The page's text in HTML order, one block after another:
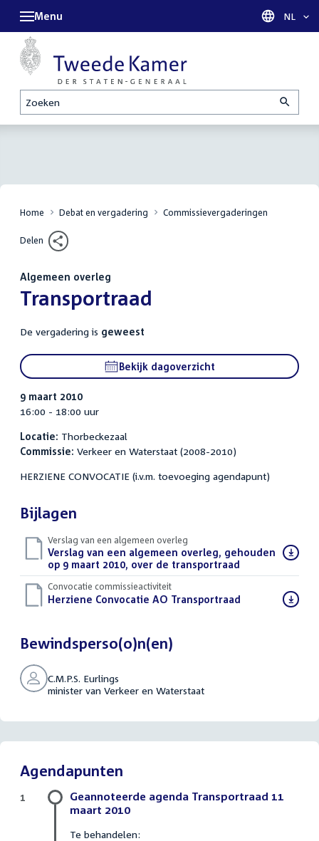
Zoeken
Menu Taal
NL
Home Debat en vergadering Commissievergaderingen
Delen
Algemeen overleg
:Transportraad
De vergadering is geweest
Bekijk dagoverzicht
9 maart 2010
16:00 - 18:00 uur
Locatie: Thorbeckezaal
Commissie: Verkeer en Waterstaat (2008-2010)
HERZIENE CONVOCATIE (i.v.m. toevoeging agendapunt)
Bijlagen
Verslag van een algemeen overleg
Download
bestand:
Verslag van een algemeen overleg, gehouden
op 9 maart 2010, over de transportraad
Convocatie commissieactiviteit
Download
Herziene Convocatie AO Transportraad
Bewindsperso(o)n(en)
C.M.P.S. Eurlings
minister van Verkeer en Waterstaat
Agendapunten
Geannoteerde agenda Transportraad 11
maart 2010
Te behandelen:
1